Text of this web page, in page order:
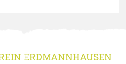
ERDMANNHAUSEN